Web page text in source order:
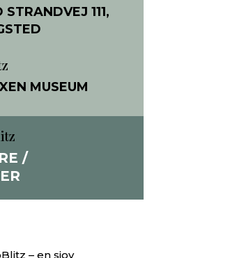
STRANDVEJ 111,
MUSEUM
/
– en sjov